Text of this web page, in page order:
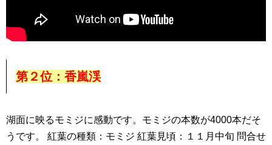
第２位：香嵐渓
湖面に映るモミジに感動です。モミジの本数が4000本だそ
うです。 紅葉の種類：モミジ 紅葉見頃：１１月中旬 問合せ